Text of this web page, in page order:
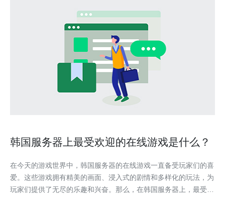
韩国服务器上最受欢迎的在线游戏是什么？
在今天的游戏世界中，韩国服务器的在线游戏一直备受玩家们的喜
爱。这些游戏拥有精美的画面、浸入式的剧情和多样化的玩法，为
玩家们提供了无尽的乐趣和兴奋。那么，在韩国服务器上，最受欢